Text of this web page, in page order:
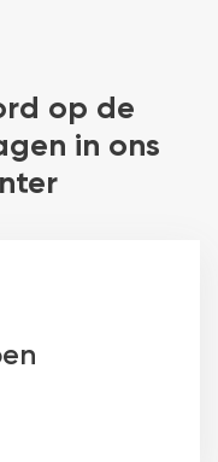
op de
in ons